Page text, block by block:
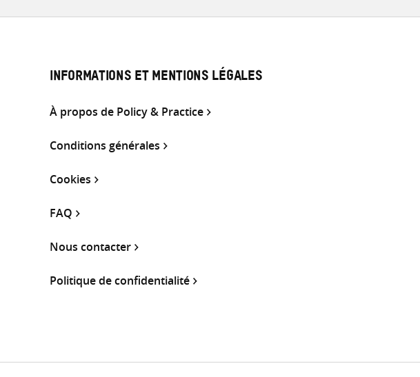
INFORMATIONS ET MENTIONS LÉGALES
À propos de Policy & Practice
Conditions générales
Cookies
FAQ
Nous contacter
Politique de confidentialité